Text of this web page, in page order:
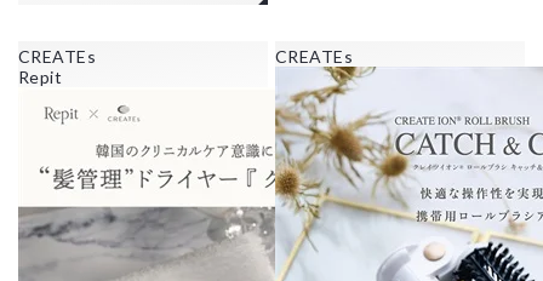
CREATEs
Repit
CREATEs